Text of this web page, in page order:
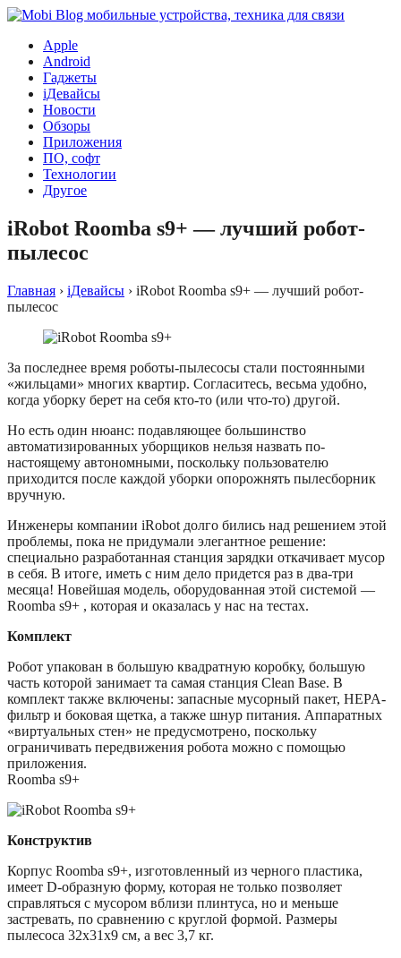
Apple
Android
Гаджеты
iДевайсы
Новости
Обзоры
Приложения
ПО, софт
Технологии
Другое
iRobot Roomba s9+ — лучший робот-
пылесос
Главная › iДевайсы › iRobot Roomba s9+ — лучший робот-
пылесос
За последнее время роботы-пылесосы стали постоянными
«жильцами» многих квартир. Согласитесь, весьма удобно,
когда уборку берет на себя кто-то (или что-то) другой.
Но есть один нюанс: подавляющее большинство
автоматизированных уборщиков нельзя назвать по-
настоящему автономными, поскольку пользователю
приходится после каждой уборки опорожнять пылесборник
вручную.
Инженеры компании iRobot долго бились над решением этой
проблемы, пока не придумали элегантное решение:
специально разработанная станция зарядки откачивает мусор
в себя. В итоге, иметь с ним дело придется раз в два-три
месяца! Новейшая модель, оборудованная этой системой —
Roomba s9+ , которая и оказалась у нас на тестах.
Комплект
Робот упакован в большую квадратную коробку, большую
часть которой занимает та самая станция Clean Base. В
комплект также включены: запасные мусорный пакет, HEPA-
фильтр и боковая щетка, а также шнур питания. Аппаратных
«виртуальных стен» не предусмотрено, поскольку
ограничивать передвижения робота можно с помощью
приложения.
Roomba s9+
Конструктив
Корпус Roomba s9+, изготовленный из черного пластика,
имеет D-образную форму, которая не только позволяет
справляться с мусором вблизи плинтуса, но и меньше
застревать, по сравнению с круглой формой. Размеры
пылесоса 32x31x9 см, а вес 3,7 кг.